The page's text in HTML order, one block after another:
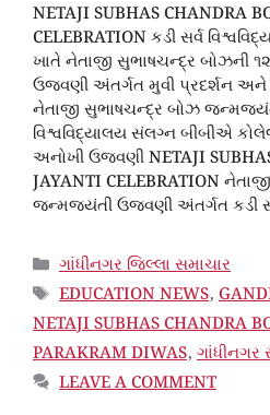
NETAJI SUBHAS CHANDRA
CELEBRATION કડી સર્વ
ખાતે નેતાજી સુભાષચન્દ્ર બોઝની
ઉજવણી અંતર્ગત મુવી પ્રદર્શન અને
નેતાજી સુભાષચન્દ્ર બોઝ
વિશ્વવિદ્યાલય સંલગ્ન બીબીએ
અનોખી ઉજવણી NETAJI
JAYANTI CELEBRATION
જન્મજયંતી ઉજવણી અંતર્ગત કડી
CATEGORIES
ગાંધીનગર જિલ્લા સમાચાર
TAGS
EDUCATION NEWS,
NETAJI SUBHAS CHANDRA
PARAKRAM DIWAS, ગાંધીનગર
LEAVE A COMMENT